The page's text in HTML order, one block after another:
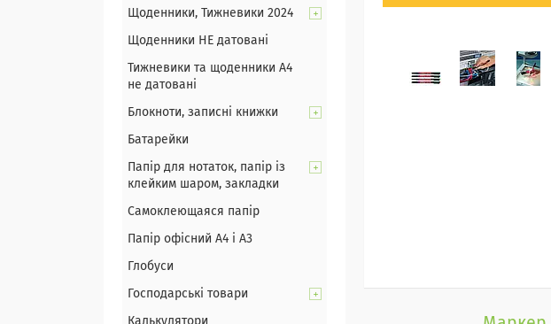
Щоденники, Тижневики 2024
Щоденники НЕ датовані
Тижневики та щоденники А4
не датовані
Блокноти, записні книжки
Батарейки
Папір для нотаток, папір із
клейким шаром, закладки
Самоклеющаяся папір
Папір офісний А4 і А3
Глобуси
Господарські товари
Калькулятори